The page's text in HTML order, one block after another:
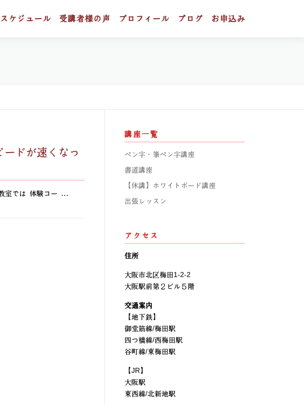
スケジュール 受講者様の声 プロフィール ブログ お申込み
ドが速くなっ
室では 体験コー …
講座一覧
ペン字・筆ペン字講座
書道講座
【休講】ホワイトボード講座
出張レッスン
アクセス
住所
大阪市北区梅田1-2-2
大阪駅前第２ビル５階
交通案内
【地下鉄】
御堂筋線/梅田駅
四つ橋線/西梅田駅
谷町線/東梅田駅
【JR】
大阪駅
東西線/北新地駅